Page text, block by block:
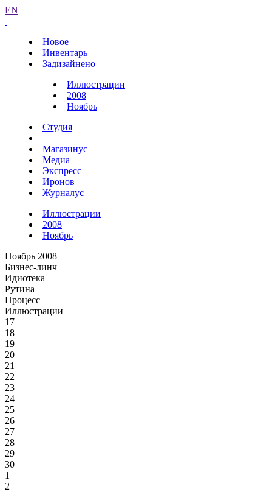
EN
Новое
Инвентарь
Задизайнено
Иллюстрации
2008
Ноябрь
Студия
Магазинус
Медиа
Экспресс
Иронов
Журналус
Иллюстрации
2008
Ноябрь
Ноябрь 2008
Бизнес-линч
Идиотека
Рутина
Процесс
Иллюстрации
17
18
19
20
21
22
23
24
25
26
27
28
29
30
1
2